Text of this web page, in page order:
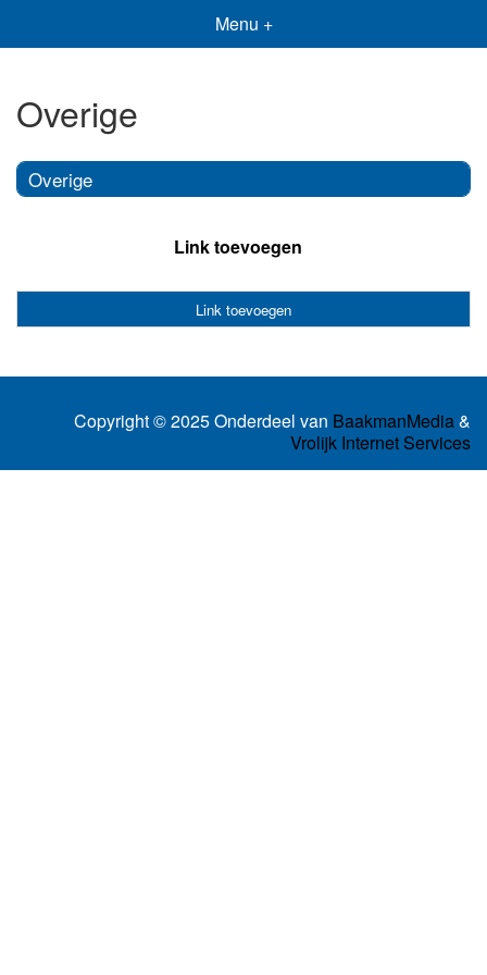
Menu +
Overige
Overige
Link toevoegen
Link toevoegen
Copyright © 2025 Onderdeel van BaakmanMedia&
Vrolijk Internet Services